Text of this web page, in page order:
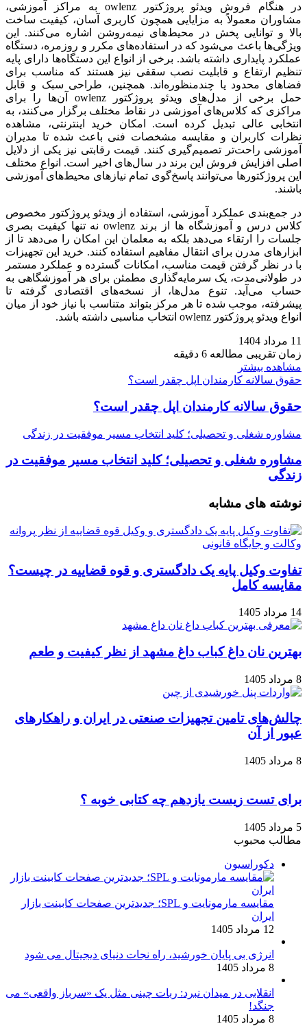
در هنگام فروش ویدئو پروژکتور owlenz به مراکز آموزشی،
مشاوران معمولاً به مزایایی همچون کاربری آسان، کیفیت ساخت
بالا و توانایی پخش در محیط‌های نیمه‌روشن اشاره می‌کنند. این
ویژگی‌ها باعث می‌شود که در استفاده‌های مکرر و روزمره، دستگاه
عملکرد پایداری داشته باشد. برخی از انواع این دستگاه‌ها دارای پایه
تنظیم ارتفاع و قابلیت نصب سقفی نیز هستند که مناسب برای
فضاهای محدود یا چندمنظوره‌اند. همچنین، طراحی سبک و قابل
حمل برخی از مدل‌های ویدئو پروژکتور owlenz آن‌ها را برای
مراکزی که کلاس‌های آموزشی در نقاط مختلف برگزار می‌کنند، به
انتخابی عالی تبدیل کرده است. امکان خرید اینترنتی، مشاهده
نظرات کاربران و مقایسه مشخصات فنی باعث شده تا مدیران
آموزشی راحت‌تر تصمیم‌گیری کنند. قیمت رقابتی نیز یکی از دلایل
اصلی افزایش فروش این برند در سال‌های اخیر است. انواع مختلف
این پروژکتورها می‌توانند پاسخ‌گوی تمام نیازهای محیط‌های آموزشی
باشند.
در جمع‌بندی عملکرد آموزشی، استفاده از ویدئو پروژکتور مخصوص
کلاس درس و آموزشگاه ها از برند owlenz نه تنها کیفیت بصری
جلسات را ارتقاء می‌دهد بلکه به معلمان این امکان را می‌دهد تا از
ابزارهای مدرن برای انتقال مفاهیم استفاده کنند. خرید این تجهیزات
با در نظر گرفتن قیمت مناسب، امکانات گسترده و عملکرد مستمر
در طولانی‌مدت، یک سرمایه‌گذاری مطمئن برای هر آموزشگاهی به
حساب می‌آید. تنوع مدل‌ها، از نسخه‌های اقتصادی گرفته تا
پیشرفته، موجب شده تا هر مرکز بتواند متناسب با نیاز خود از میان
انواع ویدئو پروژکتور owlenz انتخاب مناسبی داشته باشد.
11 مرداد 1404
زمان تقریبی مطالعه 6 دقیقه
مشاهده بیشتر
حقوق سالانه کارمندان اپل چقدر است؟
حقوق سالانه کارمندان اپل چقدر است؟
مشاوره شغلی و تحصیلی؛ کلید انتخاب مسیر موفقیت در زندگی
مشاوره شغلی و تحصیلی؛ کلید انتخاب مسیر موفقیت در
زندگی
نوشته های مشابه
تفاوت وکیل پایه یک دادگستری و قوه قضاییه در چیست؟
مقایسه کامل
14 مرداد 1405
بهترین نان داغ کباب داغ مشهد از نظر کیفیت و طعم
8 مرداد 1405
چالش‌های تامین تجهیزات صنعتی در ایران و راهکارهای
عبور از آن
8 مرداد 1405
برای تست زیست یازدهم چه کتابی خوبه ؟
5 مرداد 1405
مطالب محبوب
دکوراسیون
مقایسه مارمونایت و SPL؛ جدیدترین صفحات کابینت بازار
ایران
12 مرداد 1405
انرژی بی‌ پایان خورشید، راه نجات دنیای دیجیتال می شود
8 مرداد 1405
انقلابی در میدان نبرد: ربات چینی مثل یک «سرباز واقعی» می‌
جنگد!
8 مرداد 1405